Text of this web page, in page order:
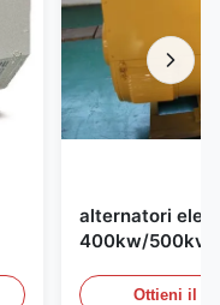
alternatori
400kw/500kva
CumminsOttieni il